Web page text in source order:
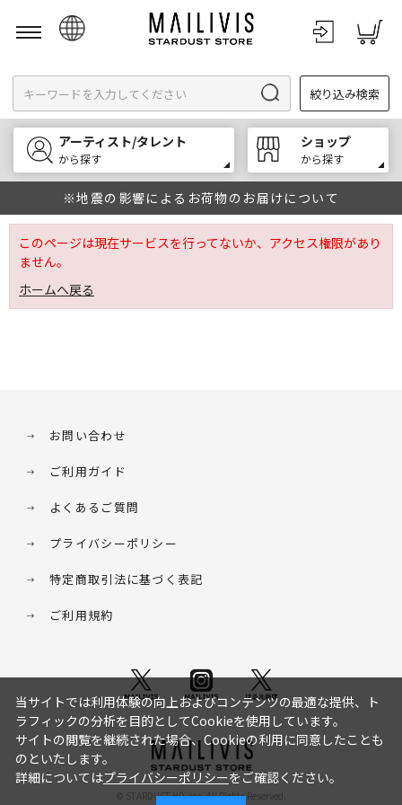
English
한국어
中文
絞り込み検索
アーティスト/タレント
から探す
ショップ
から探す
※地震の影響によるお荷物のお届けについて
このページは現在サービスを行ってないか、アクセス権限があり
ません。
ホームへ戻る
お問い合わせ
ご利用ガイド
よくあるご質問
プライバシーポリシー
特定商取引法に基づく表記
ご利用規約
© STARDUST HD. inc. All Rights Reserved.
当サイトでは利用体験の向上およびコンテンツの最適な提供、ト
ラフィックの分析を目的としてCookieを使用しています。
サイトの閲覧を継続された場合、Cookieの利用に同意したことも
のといたします。
詳細についてはプライバシーポリシーをご確認ください。